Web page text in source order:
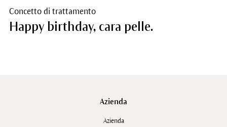
Concetto di trattamento
Happy birthday, cara pelle.
Azienda
Azienda